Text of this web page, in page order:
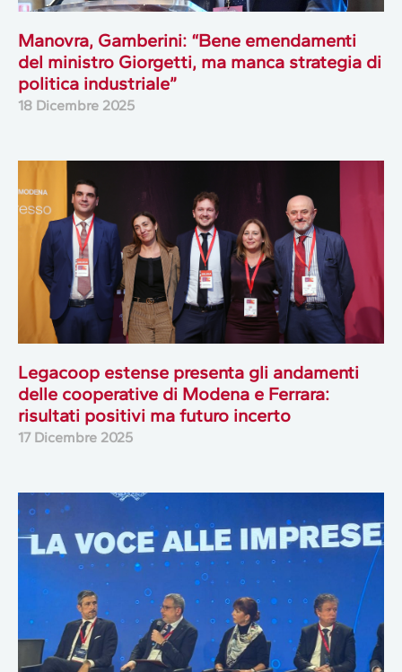
Manovra, Gamberini: “Bene emendamenti
del ministro Giorgetti, ma manca strategia di
politica industriale”
18 Dicembre 2025
Legacoop estense presenta gli andamenti
delle cooperative di Modena e Ferrara:
risultati positivi ma futuro incerto
17 Dicembre 2025